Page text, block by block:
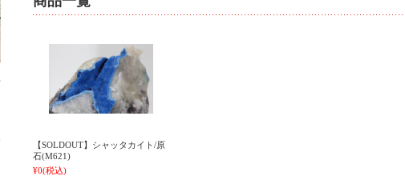
【SOLDOUT】シャッタカイト/原
石(M621)
¥0(税込)